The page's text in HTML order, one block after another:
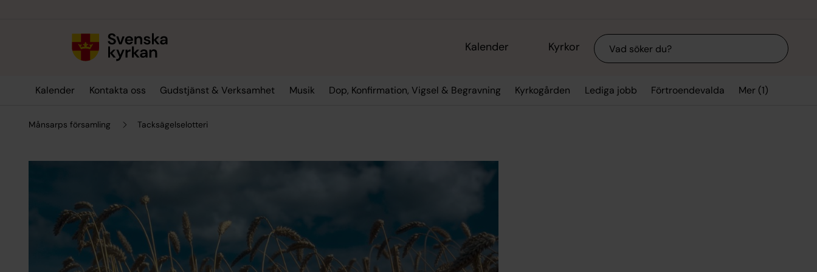
Kalender Kyrkor Sök
Kalender Kontakta oss Gudstjänst & Verksamhet Musik Dop, Konfirmation, Vigsel & Begravning Kyrkogården Lediga jobb Förtroendevalda Mer (1)
Månsarps församling Tacksägelselotteri